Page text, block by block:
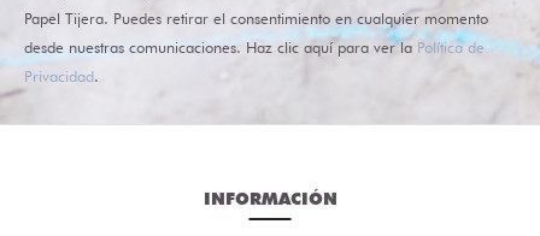
Papel Tijera. Puedes retirar el consentimiento en cualquier momento
desde nuestras comunicaciones. Haz clic aquí para ver la Política de
Privacidad.
INFORMACIÓN